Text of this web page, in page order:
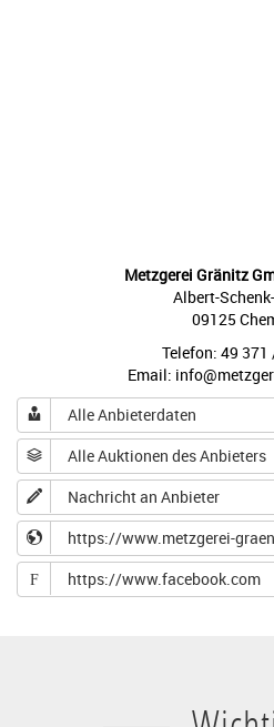
Metzgerei Gränitz
Albert-
09125
Telefon: 49
Email:
Alle Anbieterdaten
Alle Auktionen des Anbieters
Nachricht an Anbieter
https://www.metzgerei-
F https://www.facebook.com